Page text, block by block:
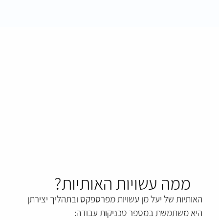
ממה עשויות האותיות?
האותיות של יעל מן עשויות מפרספקס ובתהליך יצירתן
היא משתמשת במספר טכניקות עבודה: